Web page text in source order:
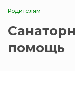
Родителям
помощь